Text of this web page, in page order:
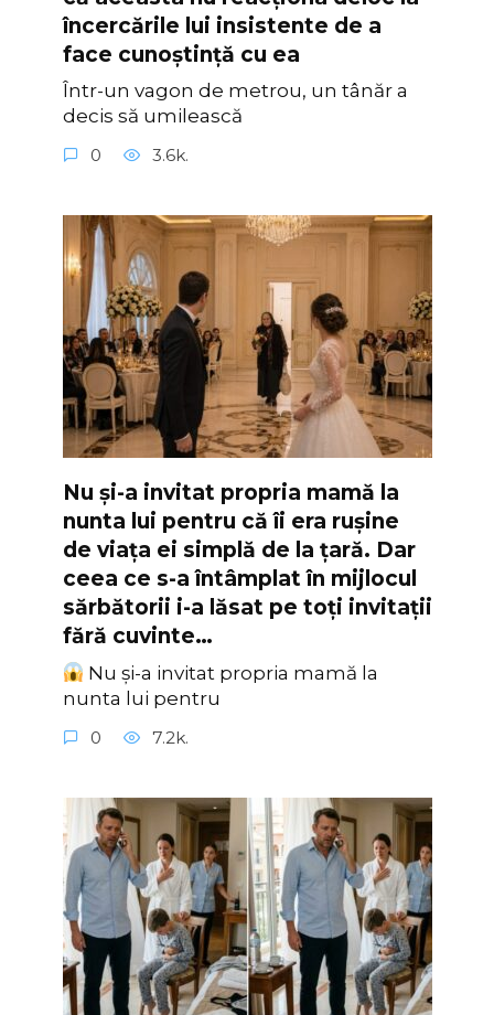
încercările lui insistente de a
face cunoștință cu ea
Într-un vagon de metrou, un tânăr a
decis să umilească
0 3.6k.
Nu și-a invitat propria mamă la
nunta lui pentru că îi era rușine
de viața ei simplă de la țară. Dar
ceea ce s-a întâmplat în mijlocul
sărbătorii i-a lăsat pe toți invitații
fără cuvinte…
Nu și-a invitat propria mamă la
nunta lui pentru
0 7.2k.